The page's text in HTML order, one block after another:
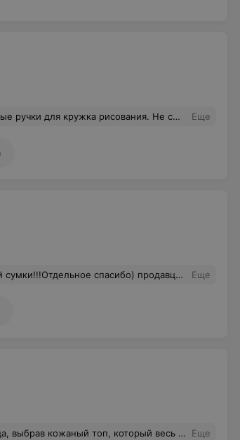
карандашей, ручек, домашних товаров :) Перезвонили, уточнили время, все оплатила, привезли на след.день. Удобно. Рекомендую Еще
спасибо) продавцу и спасибо вам,что вы есть! Еще
вроде у нас нет воды, салфеток и в химчистку сдаём а потом привозят! Туалета конечно тоже нет, ведь все роботы работают. Вот и весь сервис, очень жаль, что никому там, видимо,не рассказывают ни что такое улыбка, ни постараться сделать чуть больше, чем может сотрудник. Еще